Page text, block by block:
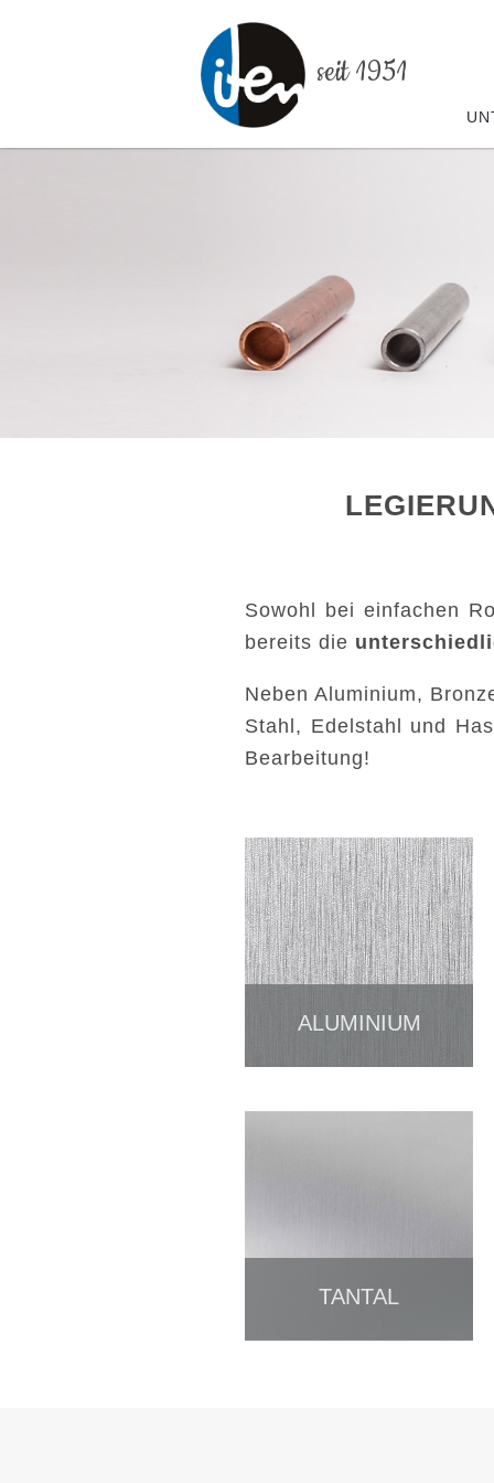
seit 1951
Sowohl bei einfachen
bereits die
Neben Aluminium,
Stahl, Edelstahl und
Bearbeitung!
ALUMINIUM
TANTAL